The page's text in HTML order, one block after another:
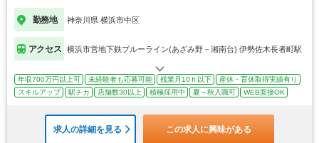
勤務地 神奈川県 横浜市中区
アクセス 横浜市営地下鉄ブルーライン(あざみ野－湘南台) 伊勢佐木長者町駅
年収700万円以上可 未経験者も応募可能 残業月10ｈ以下
産休・育休取得実績有り
スキルアップ
駅チカ 店舗数30以上 積極採用中 夏～秋入職可 WEB面接OK
求人の詳細を見る この求人に興味がある